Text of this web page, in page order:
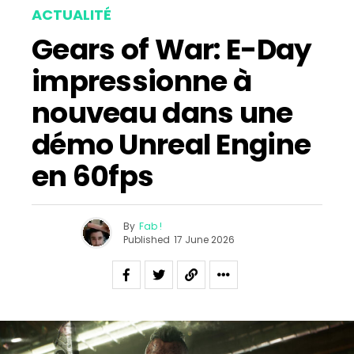
ACTUALITÉ
Gears of War: E-Day
impressionne à
nouveau dans une
démo Unreal Engine
en 60fps
By Fab !
Published 17 June 2026